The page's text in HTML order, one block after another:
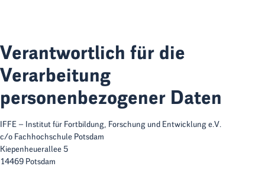
Verantwortlich für die
Verarbeitung
personenbezogener Daten
IFFE – Institut für Fortbildung, Forschung und Entwicklung e.V.
c/o Fachhochschule Potsdam
Kiepenheuerallee 5
14469 Potsdam